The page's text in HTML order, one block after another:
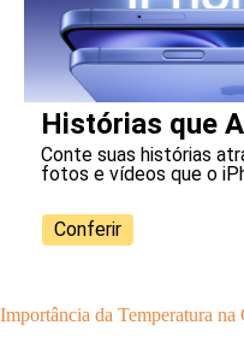
Histórias que
Conte suas histórias
fotos e vídeos que o
Conferir
Importância da Temperatura na